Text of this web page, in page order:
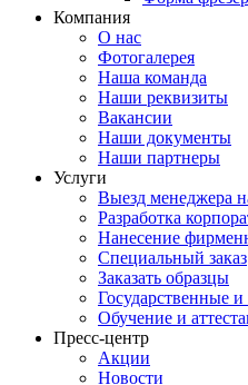
Компания
О нас
Фотогалерея
Наша команда
Наши реквизиты
Вакансии
Наши документы
Наши партнеры
Услуги
Выезд менеджера
Разработка
Нанесение
Специальный заказ
Заказать образцы
Государственные
Обучение и
Пресс-центр
Акции
Новости